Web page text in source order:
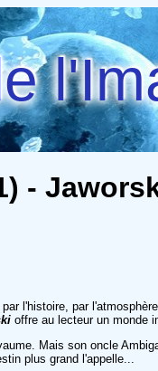
-
l'histoire, par
offre au lecteur un monde
Mais son oncle
plus grand l'appelle...